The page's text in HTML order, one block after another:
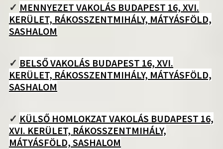
✓ MENNYEZET VAKOLÁS BUDAPEST 16, XVI.
KERÜLET, RÁKOSSZENTMIHÁLY, MÁTYÁSFÖLD,
SASHALOM
✓ BELSŐ VAKOLÁS BUDAPEST 16, XVI.
KERÜLET, RÁKOSSZENTMIHÁLY, MÁTYÁSFÖLD,
SASHALOM
✓ KÜLSŐ HOMLOKZAT VAKOLÁS BUDAPEST 16,
XVI. KERÜLET, RÁKOSSZENTMIHÁLY,
MÁTYÁSFÖLD, SASHALOM